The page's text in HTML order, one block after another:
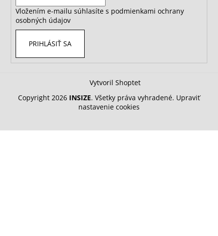
Vložením e-mailu súhlasíte s podmienkami ochrany
osobných údajov
PRIHLÁSIŤ SA
Vytvoril Shoptet
Copyright 2026 INSIZE. Všetky práva vyhradené. Upraviť
nastavenie cookies